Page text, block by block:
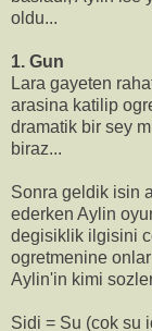
oldu...
1. Gun
Lara gayeten
arasina katilip
dramatik bir sey
biraz...
Sonra geldik isin
ederken Aylin
degisiklik ilgisini
ogretmenine
Aylin'in kimi
Sidi = Su (cok su